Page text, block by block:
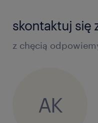
skontaktuj się
z chęcią
AK